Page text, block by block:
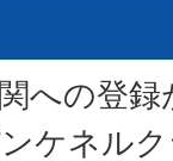
への登
ケネル